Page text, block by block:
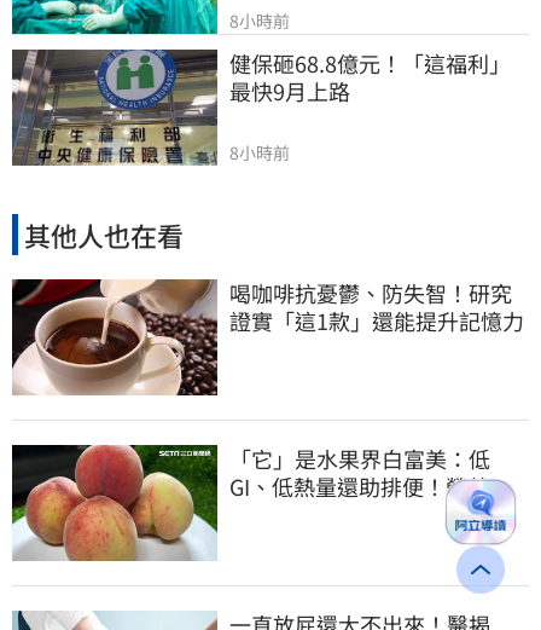
8小時前
健保砸68.8億元！「這福利」
最快9月上路
8小時前
其他人也在看
喝咖啡抗憂鬱、防失智！研究
證實「這1款」還能提升記憶力
「它」是水果界白富美：低
GI、低熱量還助排便！營養師
一直放屁還大不出來！醫揭